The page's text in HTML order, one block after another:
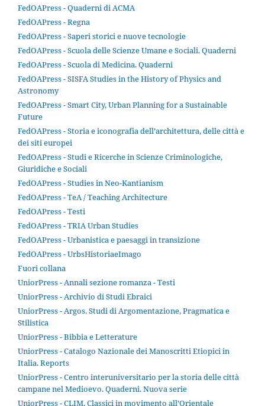
FedOAPress - Quaderni di ACMA
FedOAPress - Regna
FedOAPress - Saperi storici e nuove tecnologie
FedOAPress - Scuola delle Scienze Umane e Sociali. Quaderni
FedOAPress - Scuola di Medicina. Quaderni
FedOAPress - SISFA Studies in the History of Physics and
Astronomy
FedOAPress - Smart City, Urban Planning for a Sustainable
Future
FedOAPress - Storia e iconografia dell’architettura, delle città e
dei siti europei
FedOAPress - Studi e Ricerche in Scienze Criminologiche,
Giuridiche e Sociali
FedOAPress - Studies in Neo-Kantianism
FedOAPress - TeA / Teaching Architecture
FedOAPress - Testi
FedOAPress - TRIA Urban Studies
FedOAPress - Urbanistica e paesaggi in transizione
FedOAPress - UrbsHistoriaeImago
Fuori collana
UniorPress - Annali sezione romanza - Testi
UniorPress - Archivio di Studi Ebraici
UniorPress - Argos. Studi di Argomentazione, Pragmatica e
Stilistica
UniorPress - Bibbia e Letterature
UniorPress - Catalogo Nazionale dei Manoscritti Etiopici in
Italia. Reports
UniorPress - Centro interuniversitario per la storia delle città
campane nel Medioevo. Quaderni. Nuova serie
UniorPress - CLIM. Classici in movimento all’Orientale